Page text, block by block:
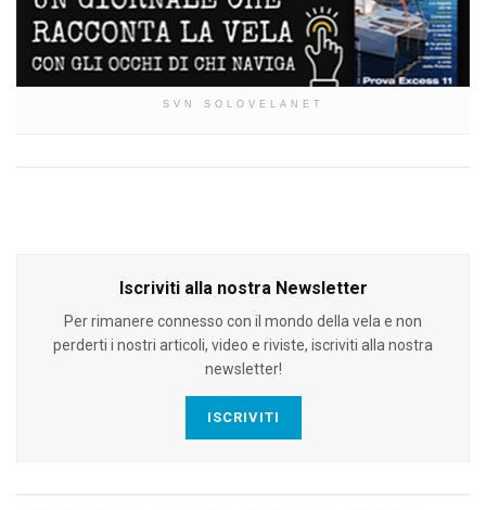
SVN SOLOVELANET
Iscriviti alla nostra Newsletter
Per rimanere connesso con il mondo della vela e non
perderti i nostri articoli, video e riviste, iscriviti alla nostra
newsletter!
ISCRIVITI